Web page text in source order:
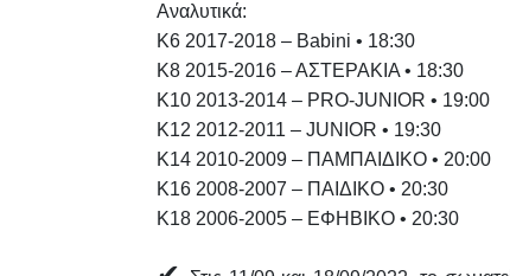
Αναλυτικά:
Κ6 2017-2018 – Babini • 18:30
Κ8 2015-2016 – ΑΣΤΕΡΑΚΙΑ • 18:30
Κ10 2013-2014 – PRO-JUNIOR • 19:00
Κ12 2012-2011 – JUNIOR • 19:30
Κ14 2010-2009 – ΠΑΜΠΑΙΔΙΚΟ • 20:00
Κ16 2008-2007 – ΠΑΙΔΙΚΟ • 20:30
Κ18 2006-2005 – ΕΦΗΒΙΚΟ • 20:30